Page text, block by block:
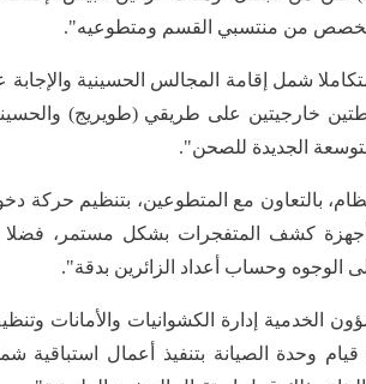
متخصص من منتسبي القسم ومتطوعيه".
شمل إقامة المجالس الحسينية والإجابة
خارجيتين على طريقي (طويريج)
الجديدة للصحن".
بالتعاون مع المتطوعين، بتنظيم حركة
أجهزة كشف المتفجرات بشكل مستمر،
الوجوه وحساب أعداد الزائرين بدقة".
الخدمية إدارة الكشوانيات والأمانات
قيام وحدة الصيانة بتنفيذ أعمال استباقية